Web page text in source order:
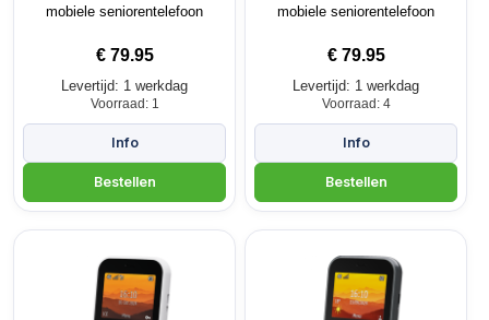
mobiele seniorentelefoon
€ 79.95
Levertijd: 1 werkdag
Voorraad: 1
mobiele seniorentelefoon
€ 79.95
Levertijd: 1 werkdag
Voorraad: 4